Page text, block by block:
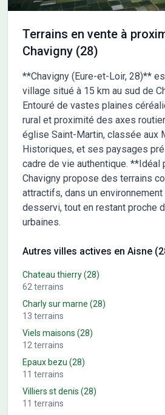
Terrains en vente à
Chavigny (28)
**Chavigny (Eure-et-Loir, 28)**
village situé à 15 km au sud de
Entouré de vastes plaines
rural et proximité des axes
église Saint-Martin, classée aux
Historiques, et ses paysages
cadre de vie authentique. **Idéal
Chavigny propose des terrains
attractifs, dans un
desservi, tout en restant proche
urbaines.
Autres villes actives en Aisne
Chateau thierry(28)
62 terrains
Charly sur marne (28)
13 terrains
Viels maisons (28)
12 terrains
Epaux bezu (28)
11 terrains
Villiers st denis (28)
11 terrains